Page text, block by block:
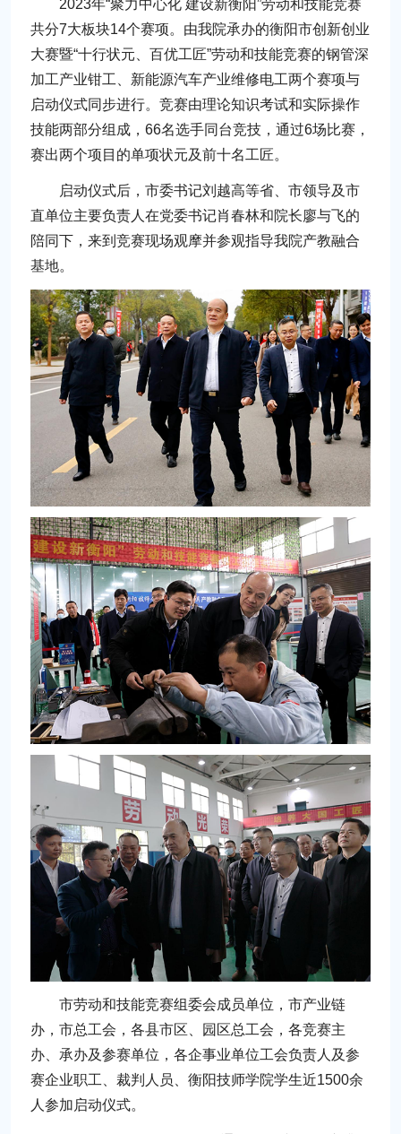
2023年“聚力中心化 建设新衡阳”劳动和技能竞赛
共分7大板块14个赛项。由我院承办的衡阳市创新创业
大赛暨“十行状元、百优工匠”劳动和技能竞赛的钢管深
加工产业钳工、新能源汽车产业维修电工两个赛项与
启动仪式同步进行。竞赛由理论知识考试和实际操作
技能两部分组成，66名选手同台竞技，通过6场比赛，
赛出两个项目的单项状元及前十名工匠。
启动仪式后，市委书记刘越高等省、市领导及市
直单位主要负责人在党委书记肖春林和院长廖与飞的
陪同下，来到竞赛现场观摩并参观指导我院产教融合
基地。
市劳动和技能竞赛组委会成员单位，市产业链
办，市总工会，各县市区、园区总工会，各竞赛主
办、承办及参赛单位，各企事业单位工会负责人及参
赛企业职工、裁判人员、衡阳技师学院学生近1500余
人参加启动仪式。